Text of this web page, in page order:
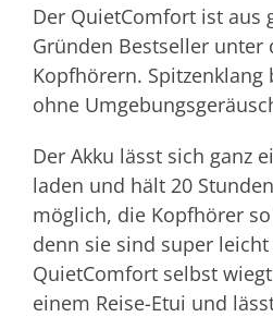
Der QuietComfort ist aus
Gründen Bestseller unter
Kopfhörern. Spitzenklang
ohne
Der Akku lässt sich ganz
laden und hält 20
möglich, die Kopfhörer
denn sie sind super
QuietComfort selbst
einem Reise-Etui und